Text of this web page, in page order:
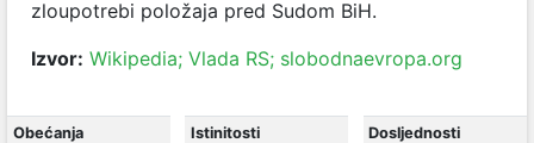
zloupotrebi položaja pred Sudom BiH.
Izvor: Wikipedia; Vlada RS; slobodnaevropa.org
Obećanja
Istinitosti
Dosljednosti